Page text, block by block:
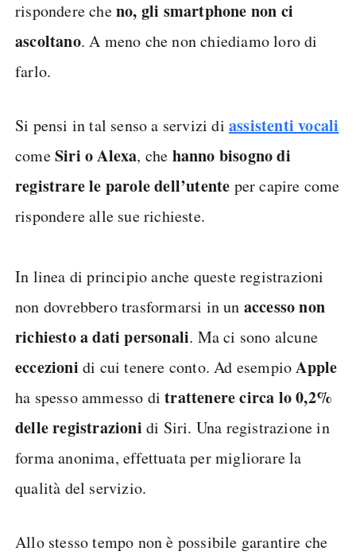
rispondere cheno, gli smartphone non ci
ascoltano. A meno che non chiediamo loro di
farlo.
Si pensi in tal senso a servizi di assistenti vocali
comeSiri o Alexa, che hanno bisogno di
registrare le parole dell’utente per capire come
rispondere alle sue richieste.
In linea di principio anche queste registrazioni
non dovrebbero trasformarsi in un accesso non
richiesto a datipersonali. Ma ci sono alcune
eccezioni di cui tenere conto. Ad esempioApple
ha spesso ammesso ditrattenere circa lo 0,2%
delle registrazioni di Siri. Una registrazione in
forma anonima, effettuata per migliorare la
qualità del servizio.
Allo stesso tempo non è possibile garantire che